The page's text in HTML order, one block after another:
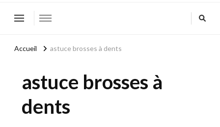
Accueil astuce brosses à dents
astuce brosses à
dents